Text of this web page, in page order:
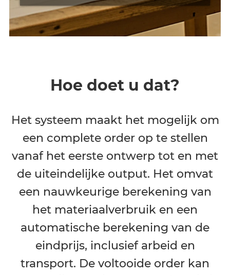
Hoe doet u dat?
Het systeem maakt het mogelijk om
een complete order op te stellen
vanaf het eerste ontwerp tot en met
de uiteindelijke output. Het omvat
een nauwkeurige berekening van
het materiaalverbruik en een
automatische berekening van de
eindprijs, inclusief arbeid en
transport. De voltooide order kan